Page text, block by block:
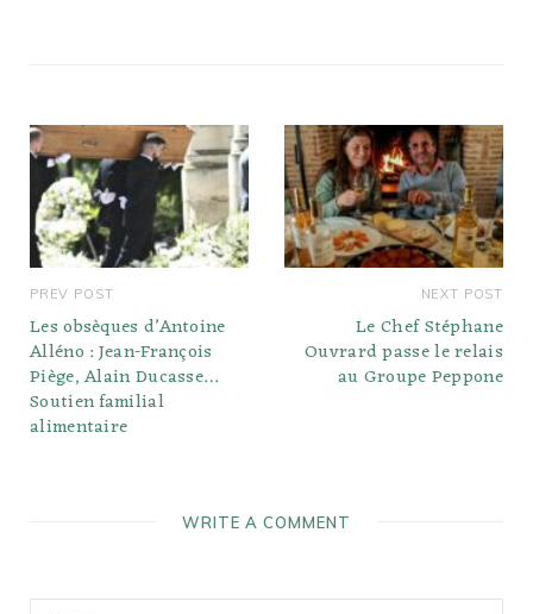
PREV POST
Les obsèques d’Antoine
Alléno : Jean-François
Piège, Alain Ducasse…
Soutien familial
alimentaire
NEXT POST
Le Chef Stéphane
Ouvrard passe le relais
au Groupe Peppone
WRITE A COMMENT